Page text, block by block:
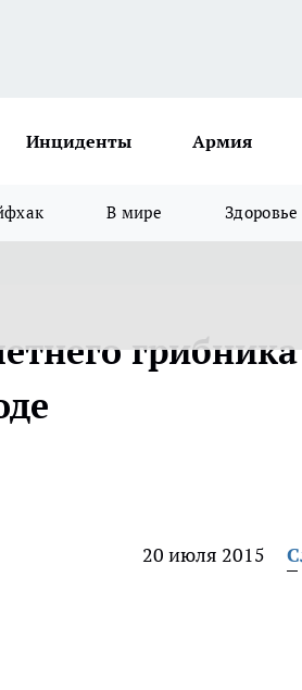
Инциденты Армия
В мире Здоровье
20 июля 2015